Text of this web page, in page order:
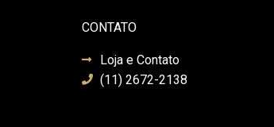
CONTATO
Loja e Contato
(11) 2672-2138